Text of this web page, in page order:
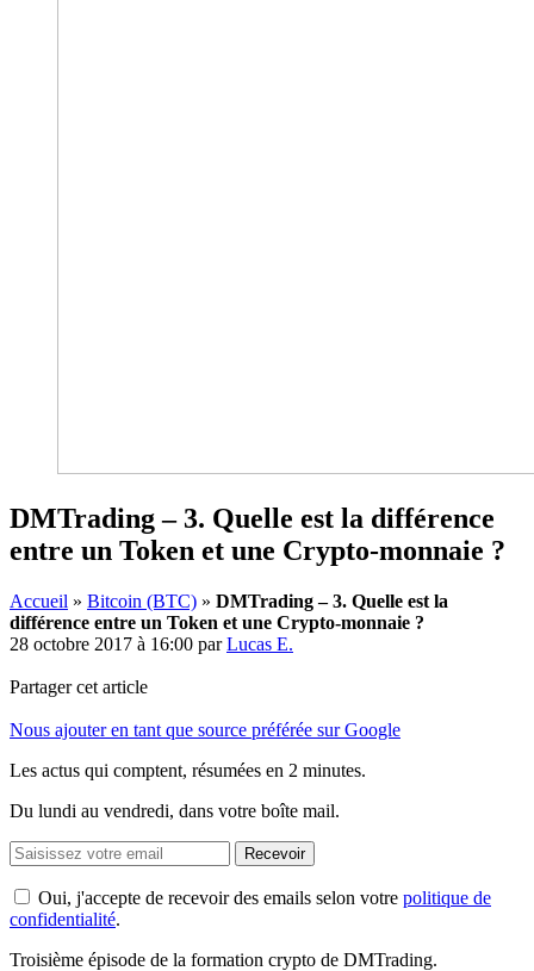
DMTrading – 3. Quelle est la différence
entre un Token et une Crypto-monnaie ?
Accueil » Bitcoin (BTC) » DMTrading – 3. Quelle est la
différence entre un Token et une Crypto-monnaie ?
28 octobre 2017 à 16:00 parLucas E.
Partager cet article
Nous ajouter en tant que source préférée sur Google
Les actus qui comptent, résumées en 2 minutes.
Du lundi au vendredi, dans votre boîte mail.
Recevoir
Oui, j'accepte de recevoir des emails selon votre politique de
confidentialité.
Troisième épisode de la formation crypto de DMTrading.